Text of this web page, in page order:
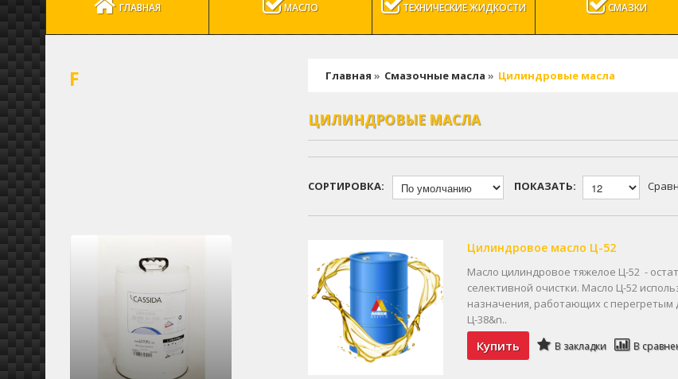
ГЛАВНАЯ МАСЛО ТЕХНИЧЕСКИЕ ЖИДКОСТИ СМАЗКИ
Главная » Смазочные масла » Цилиндровые масла
ЦИЛИНДРОВЫЕ МАСЛА
СОРТИРОВКА: ПОКАЗАТЬ:
Цилиндровое масло Ц-52
Масло цилиндровое тяжелое Ц-52 -
селективной очистки. Масло Ц-52
назначения, работающих с перегретым
Ц-38&n..
Купить В закладки В
F